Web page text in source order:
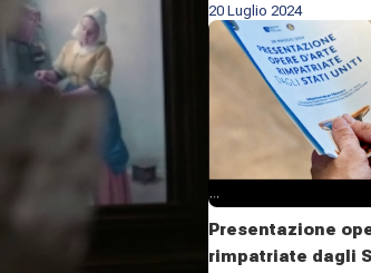
20 Luglio 2024
Presentazione
rimpatriate dagli